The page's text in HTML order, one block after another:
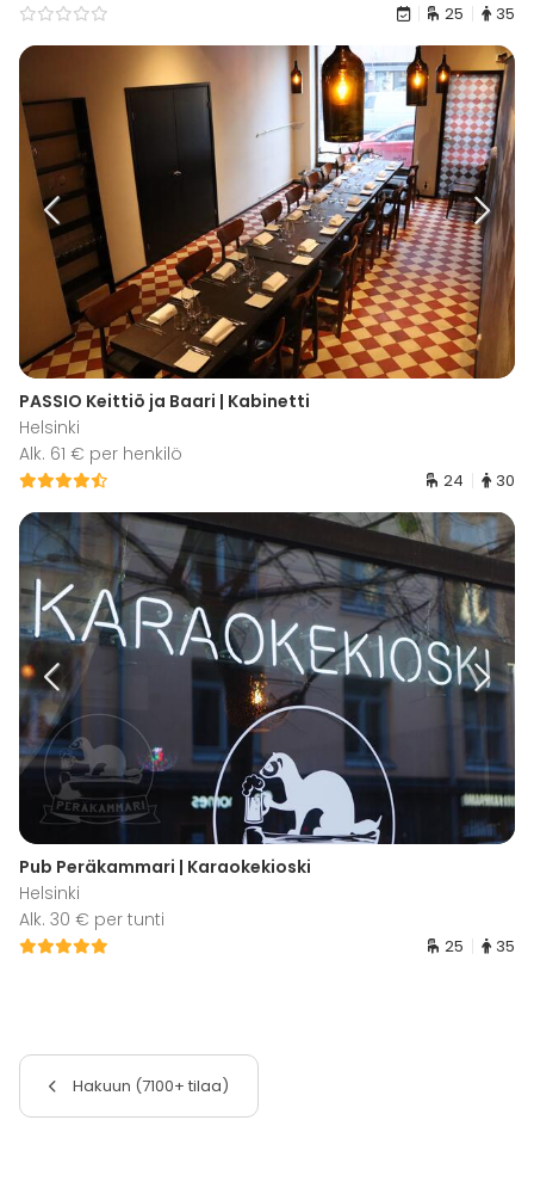
25 35
PASSIO Keittiö ja Baari | Kabinetti
Helsinki
Alk. 61 € per henkilö
24 30
Pub Peräkammari | Karaokekioski
Helsinki
Alk. 30 € per tunti
25 35
Hakuun (7100+ tilaa)